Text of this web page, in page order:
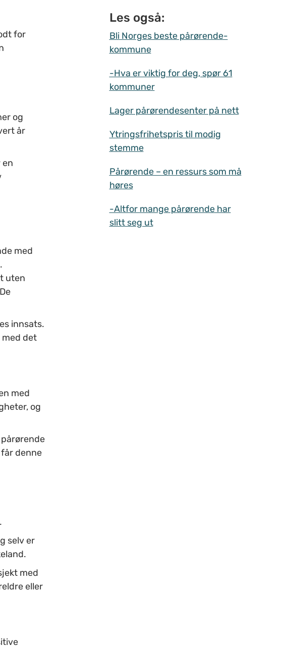
for
og
år
en
med
uten
innsats.
det
med
og
denne
selv er
med
eller
Les også:
Bli Norges beste pårørende-
kommune
-Hva er viktig for deg, spør 61
kommuner
Lager pårørendesenter på nett
Ytringsfrihetspris til modig
stemme
Pårørende – en ressurs som må
høres
-Altfor mange pårørende har
slitt seg ut